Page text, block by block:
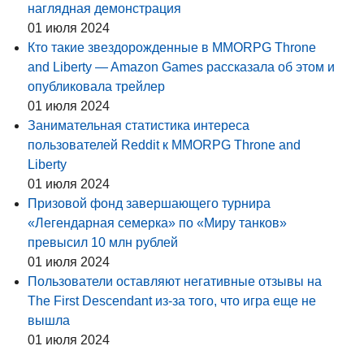
наглядная демонстрация
01 июля 2024
Кто такие звездорожденные в MMORPG Throne
and Liberty — Amazon Games рассказала об этом и
опубликовала трейлер
01 июля 2024
Занимательная статистика интереса
пользователей Reddit к MMORPG Throne and
Liberty
01 июля 2024
Призовой фонд завершающего турнира
«Легендарная семерка» по «Миру танков»
превысил 10 млн рублей
01 июля 2024
Пользователи оставляют негативные отзывы на
The First Descendant из-за того, что игра еще не
вышла
01 июля 2024